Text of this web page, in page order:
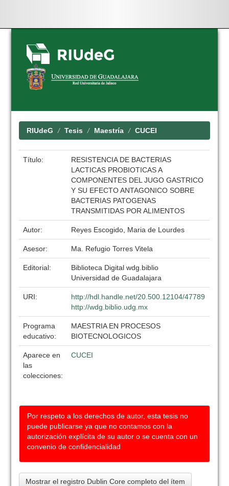
Skip
navigation
RIUdeG Tesis Maestría CUCEI
Título:
RESISTENCIA DE BACTERIAS
LACTICAS PROBIOTICAS A
COMPONENTES DEL JUGO GASTRICO
Y SU EFECTO ANTAGONICO SOBRE
BACTERIAS PATOGENAS
TRANSMITIDAS POR ALIMENTOS
Autor: Reyes Escogido, Maria de Lourdes
Asesor: Ma. Refugio Torres Vitela
Editorial:
Biblioteca Digital wdg.biblio
Universidad de Guadalajara
URI:
http://hdl.handle.net/20.500.12104/47789
http://wdg.biblio.udg.mx
Programa
educativo:
MAESTRIA EN PROCESOS
BIOTECNOLOGICOS
Aparece en
las
colecciones:
CUCEI
Por respeto a los derechos de autor, esta tesis no
puede publicarse ya que no contamos con la
autorización explícita de su autor o se cuenta con un
convenio de confidencialidad
Mostrar el registro Dublin Core completo del ítem